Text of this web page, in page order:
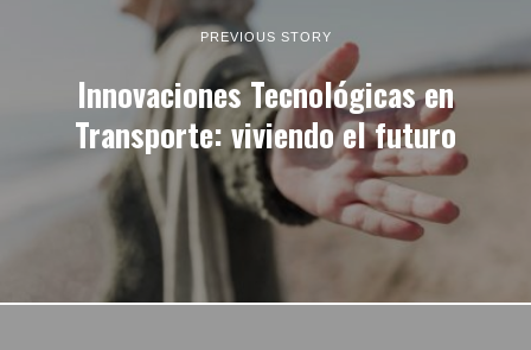
PREVIOUS STORY
Innovaciones Tecnológicas en
Transporte: viviendo el futuro